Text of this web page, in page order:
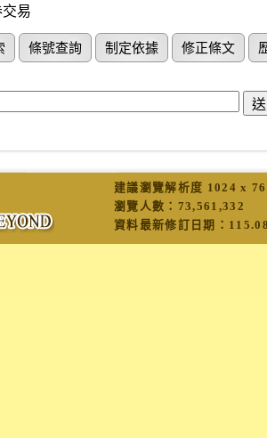
易
條號查詢 制定依據 修正條文
建議瀏覽解析度 1024 x
瀏覽人數： 73,561,332
資料最新修訂日期：